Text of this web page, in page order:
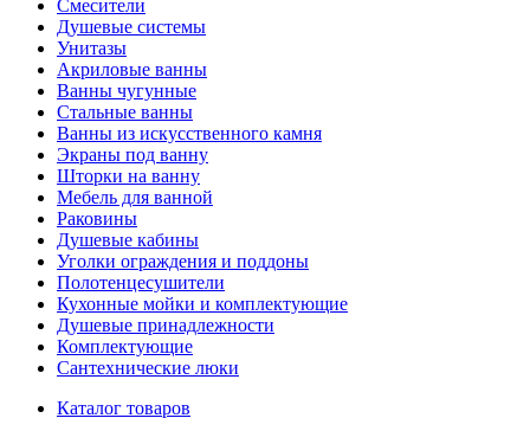
Смесители
Душевые системы
Унитазы
Акриловые ванны
Ванны чугунные
Стальные ванны
Ванны из искусственного камня
Экраны под ванну
Шторки на ванну
Мебель для ванной
Раковины
Душевые кабины
Уголки ограждения и поддоны
Полотенцесушители
Кухонные мойки и комплектующие
Душевые принадлежности
Комплектующие
Сантехнические люки
Каталог товаров